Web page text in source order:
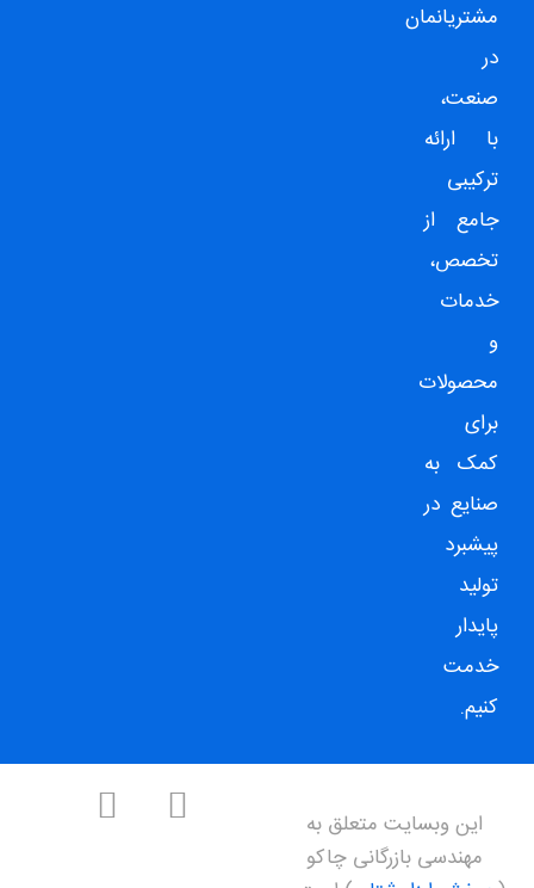
مشتریانمان
در
صنعت،
با ارائه
ترکیبی
جامع از
تخصص،
خدمات
و
محصولات
برای
کمک به
صنایع در
پیشبرد
تولید
پایدار
خدمت
کنیم.
این وبسایت متعلق به
مهندسی بازرگانی چاکو